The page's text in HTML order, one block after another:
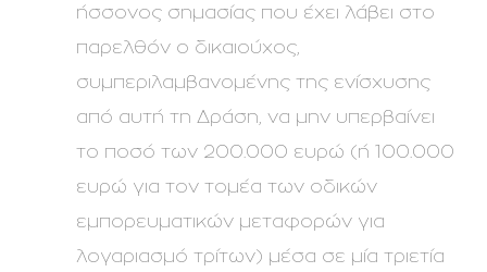
ήσσονος σημασίας που έχει λάβει στο
παρελθόν ο δικαιούχος,
συμπεριλαμβανομένης της ενίσχυσης
από αυτή τη Δράση, να μην υπερβαίνει
το ποσό των 200.000 ευρώ (ή 100.000
ευρώ για τον τομέα των οδικών
εμπορευματικών μεταφορών για
λογαριασμό τρίτων) μέσα σε μία τριετία